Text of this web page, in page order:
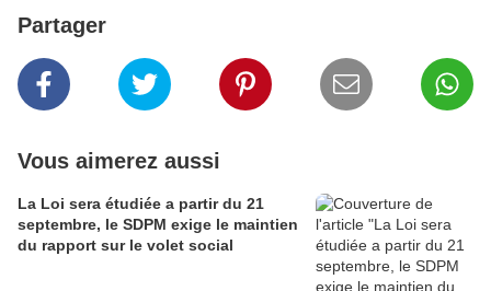
Partager
Vous aimerez aussi
La Loi sera étudiée a partir du 21
septembre, le SDPM exige le maintien
du rapport sur le volet social